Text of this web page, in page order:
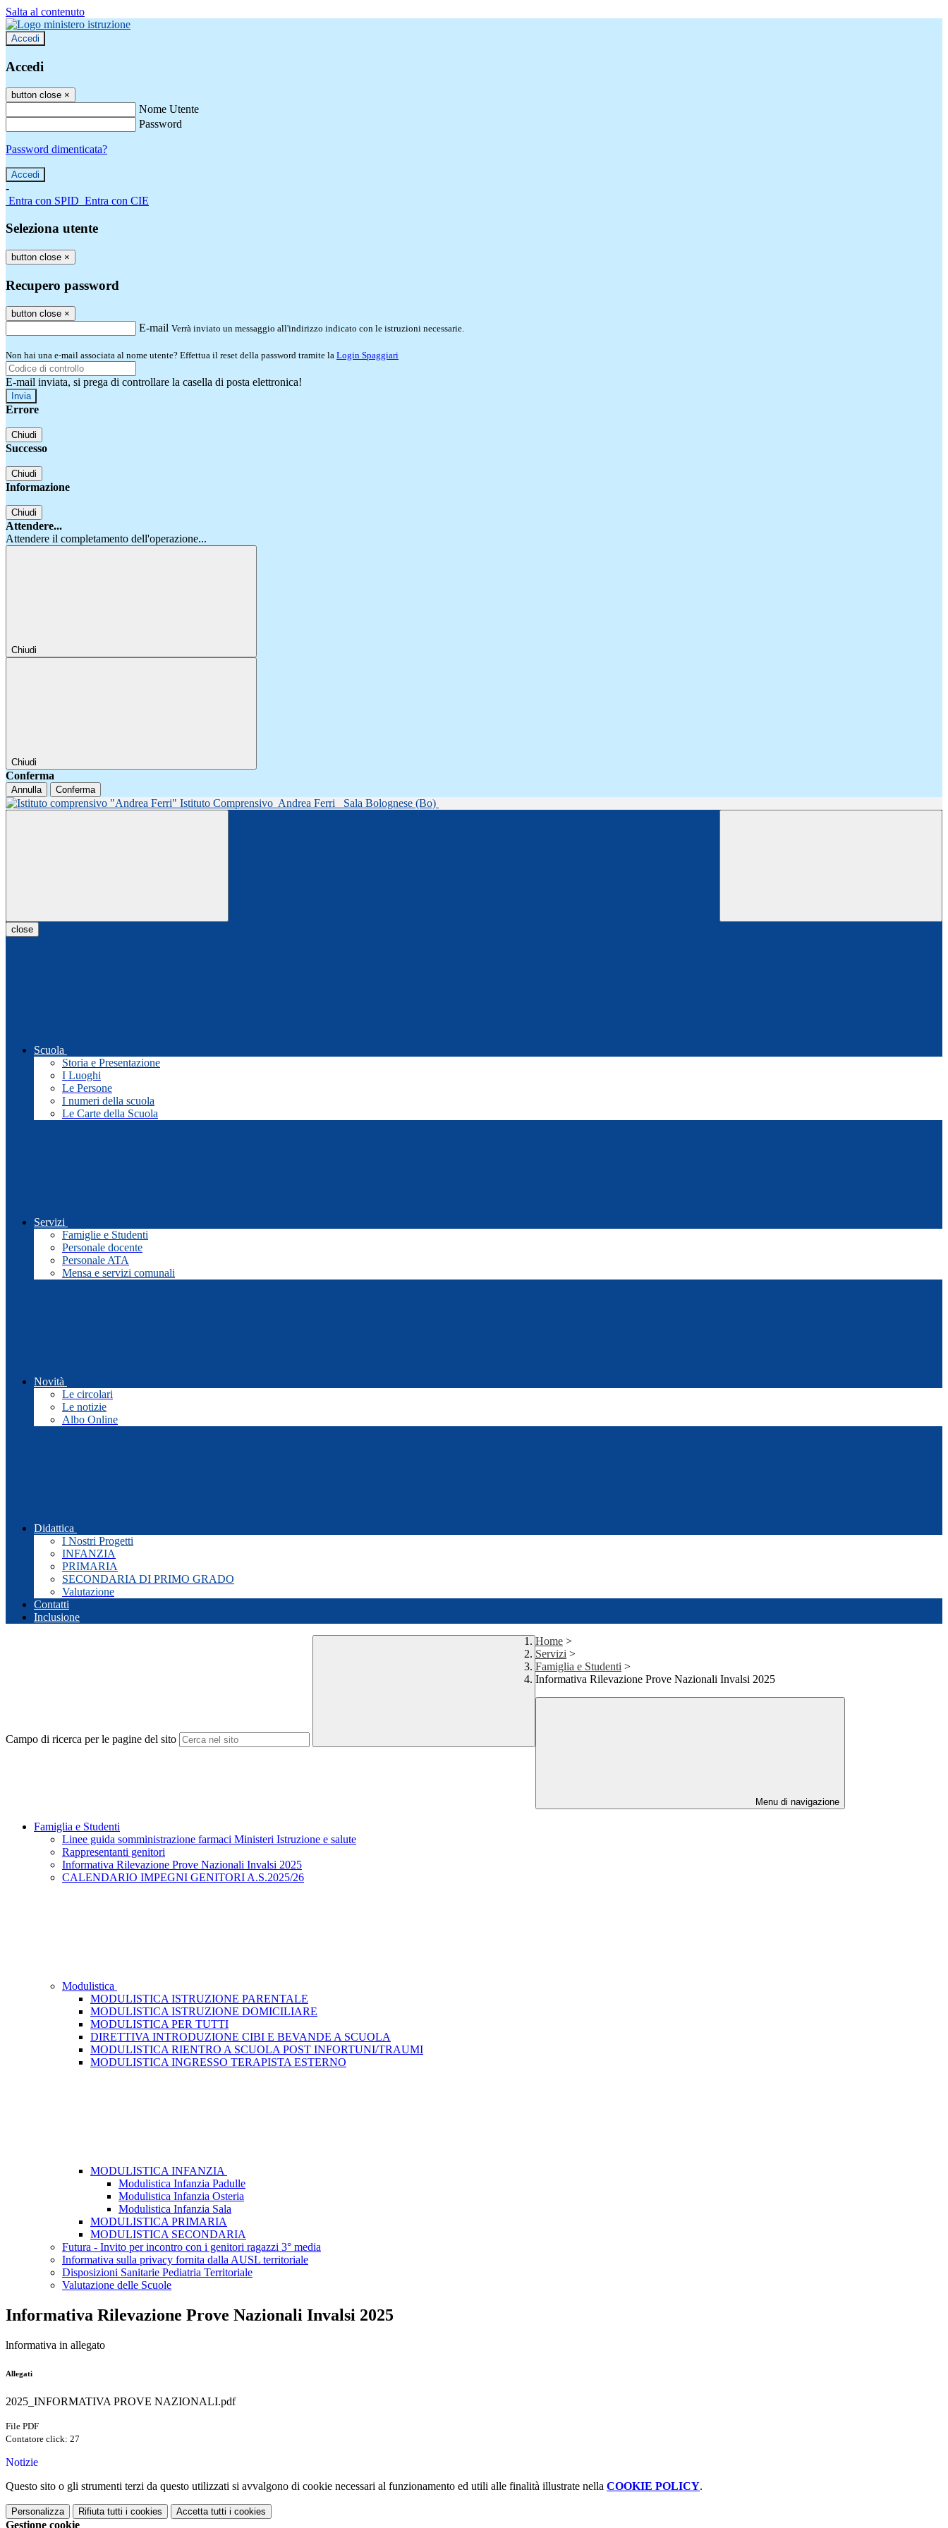
Salta al contenuto
Accedi
Accedi
button close ×
Nome Utente
Password
Password dimenticata?
-
Entra con SPID Entra con CIE
Seleziona utente
button close ×
Recupero password
button close ×
E-mail Verrà inviato un messaggio all'indirizzo indicato con le istruzioni necessarie.
Non hai una e-mail associata al nome utente? Effettua il reset della password tramite la Login Spaggiari
E-mail inviata, si prega di controllare la casella di posta elettronica!
Errore
Chiudi
Successo
Chiudi
Informazione
Chiudi
Attendere...
Attendere il completamento dell'operazione...
Chiudi
Chiudi
Conferma
Annulla Conferma
Istituto Comprensivo Andrea Ferri Sala Bolognese (Bo)
close
Scuola
Storia e Presentazione
I Luoghi
Le Persone
I numeri della scuola
Le Carte della Scuola
Servizi
Famiglie e Studenti
Personale docente
Personale ATA
Mensa e servizi comunali
Novità
Le circolari
Le notizie
Albo Online
Didattica
I Nostri Progetti
INFANZIA
PRIMARIA
SECONDARIA DI PRIMO GRADO
Valutazione
Contatti
Inclusione
Campo di ricerca per le pagine del sito
Home >
Servizi >
Famiglia e Studenti >
Informativa Rilevazione Prove Nazionali Invalsi 2025
Menu di navigazione
Famiglia e Studenti
Linee guida somministrazione farmaci Ministeri Istruzione e salute
Rappresentanti genitori
Informativa Rilevazione Prove Nazionali Invalsi 2025
CALENDARIO IMPEGNI GENITORI A.S.2025/26
Modulistica
MODULISTICA ISTRUZIONE PARENTALE
MODULISTICA ISTRUZIONE DOMICILIARE
MODULISTICA PER TUTTI
DIRETTIVA INTRODUZIONE CIBI E BEVANDE A SCUOLA
MODULISTICA RIENTRO A SCUOLA POST INFORTUNI/TRAUMI
MODULISTICA INGRESSO TERAPISTA ESTERNO
MODULISTICA INFANZIA
Modulistica Infanzia Padulle
Modulistica Infanzia Osteria
Modulistica Infanzia Sala
MODULISTICA PRIMARIA
MODULISTICA SECONDARIA
Futura - Invito per incontro con i genitori ragazzi 3° media
Informativa sulla privacy fornita dalla AUSL territoriale
Disposizioni Sanitarie Pediatria Territoriale
Valutazione delle Scuole
Informativa Rilevazione Prove Nazionali Invalsi 2025
lnformativa in allegato
Allegati
2025_INFORMATIVA PROVE NAZIONALI.pdf
File PDF
Contatore click: 27
Notizie
Questo sito o gli strumenti terzi da questo utilizzati si avvalgono di cookie necessari al funzionamento ed utili alle finalità illustrate nella COOKIE POLICY.
Personalizza Rifiuta tutti i cookies Accetta tutti i cookies
Gestione cookie